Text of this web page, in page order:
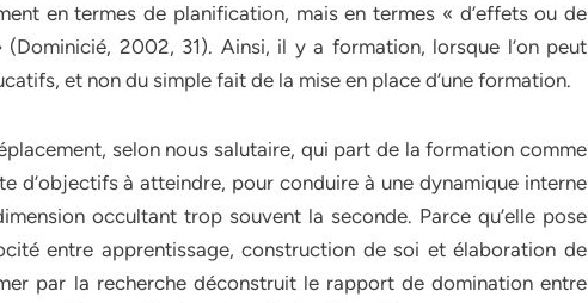
en termes de planification, mais en termes « d’effets ou de
2002, 31). Ainsi, il y a formation, lorsque l’on peut
et non du simple fait de la mise en place d’une formation.
selon nous salutaire, qui part de la formation comme
d’objectifs à atteindre, pour conduire à une dynamique interne
occultant trop souvent la seconde. Parce qu’elle pose
entre apprentissage, construction de soi et élaboration de
par la recherche déconstruit le rapport de domination entre